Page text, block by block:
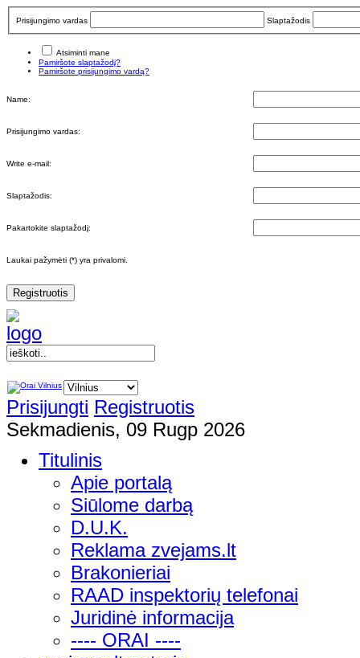
Prisijungimo vardas Slaptažodis
Atsiminti mane
Pamiršote slaptažodį?
Pamiršote prisijungimo vardą?
Name:
Prisijungimo vardas:
Write e-mail:
Slaptažodis:
Pakartokite slaptažodį:
Laukai pažymėti (*) yra privalomi.
Registruotis
Prisijungti Registruotis
Sekmadienis, 09 Rugp 2026
Titulinis
Apie portalą
Siūlome darbą
D.U.K.
Reklama zvejams.lt
Brakonieriai
RAAD inspektorių telefonai
Juridinė informacija
---- ORAI ----